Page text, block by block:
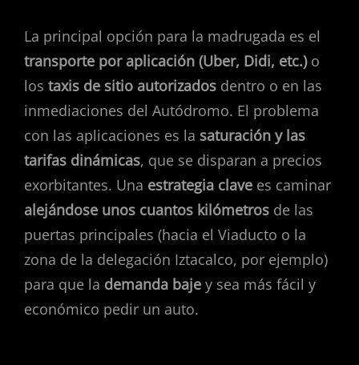
La principal opción para la madrugada es el
transporte por aplicación (Uber, Didi, etc.)o
los taxis de sitio autorizados dentro o en las
inmediaciones del Autódromo. El problema
con las aplicaciones es la saturación y las
tarifas dinámicas, que se disparan a precios
exorbitantes. Una estrategia clave es caminar
alejándose unos cuantos kilómetros de las
puertas principales (hacia el Viaducto o la
zona de la delegación Iztacalco, por ejemplo)
para que la demanda baje y sea más fácil y
económico pedir un auto.